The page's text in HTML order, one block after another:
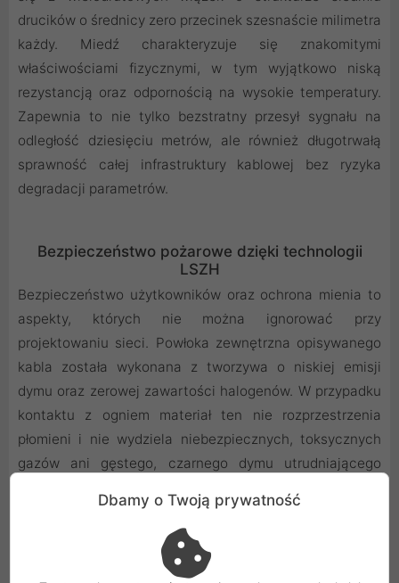
drucików o średnicy zero przecinek szesnaście milimetra
każdy. Miedź charakteryzuje się znakomitymi
właściwościami fizycznymi, w tym wyjątkowo niską
rezystancją oraz odpornością na wysokie temperatury.
Zapewnia to nie tylko bezstratny przesył sygnału na
odległość dziesięciu metrów, ale również długotrwałą
sprawność całej infrastruktury kablowej bez ryzyka
degradacji parametrów.
Bezpieczeństwo pożarowe dzięki technologii
LSZH
Bezpieczeństwo użytkowników oraz ochrona mienia to
aspekty, których nie można ignorować przy
projektowaniu sieci. Powłoka zewnętrzna opisywanego
kabla została wykonana z tworzywa o niskiej emisji
dymu oraz zerowej zawartości halogenów. W przypadku
kontaktu z ogniem materiał ten nie rozprzestrzenia
płomieni i nie wydziela niebezpiecznych, toksycznych
gazów ani gęstego, czarnego dymu utrudniającego
sprawia, że produkt stanowi doskonały wybór do nowych
inwestycji budowlanych oraz modernizowanych
Dbamy o Twoją prywatność